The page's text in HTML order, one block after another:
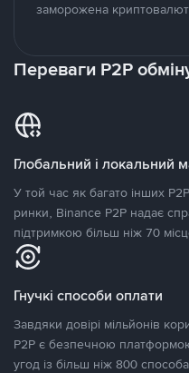
заморожена
Переваги P2P
Глобальний і локальний
У той час як багато інших
ринки, Binance P2P надає
підтримкою більш ніж 70
Гнучкі способи оплати
Завдяки довірі мільйонів
P2P є безпечною
угод із більш ніж 800